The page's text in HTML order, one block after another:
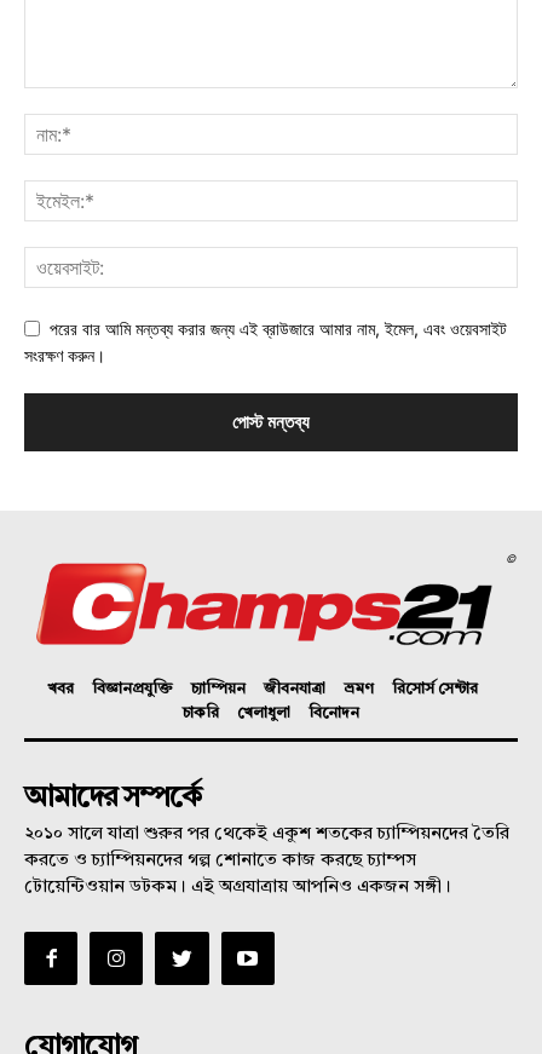
পরের বার আমি মন্তব্য করার জন্য এই ব্রাউজারে আমার নাম, ইমেল, এবং ওয়েবসাইট
সংরক্ষণ করুন।
©
খবর বিজ্ঞানপ্রযুক্তি চ্যাম্পিয়ন জীবনযাত্রা ভ্রমণ
রিসোর্স সেন্টার
চাকরি
খেলাধুলা বিনোদন
আমাদের সম্পর্কে
২০১০ সালে যাত্রা শুরুর পর থেকেই একুশ শতকের চ্যাম্পিয়নদের তৈরি
করতে ও চ্যাম্পিয়নদের গল্প শোনাতে কাজ করছে চ্যাম্পস
টোয়েন্টিওয়ান ডটকম। এই অগ্রযাত্রায় আপনিও একজন সঙ্গী।
যোগাযোগ